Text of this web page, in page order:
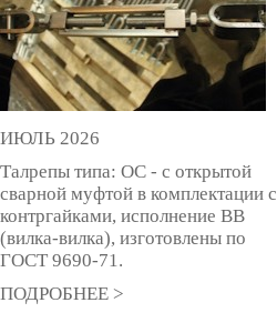
ИЮЛЬ 2026
Талрепы типа: ОС - с открытой
сварной муфтой в комплектации с
контргайками, исполнение ВВ
(вилка-вилка), изготовлены по
ГОСТ 9690-71.
ПОДРОБНЕЕ >